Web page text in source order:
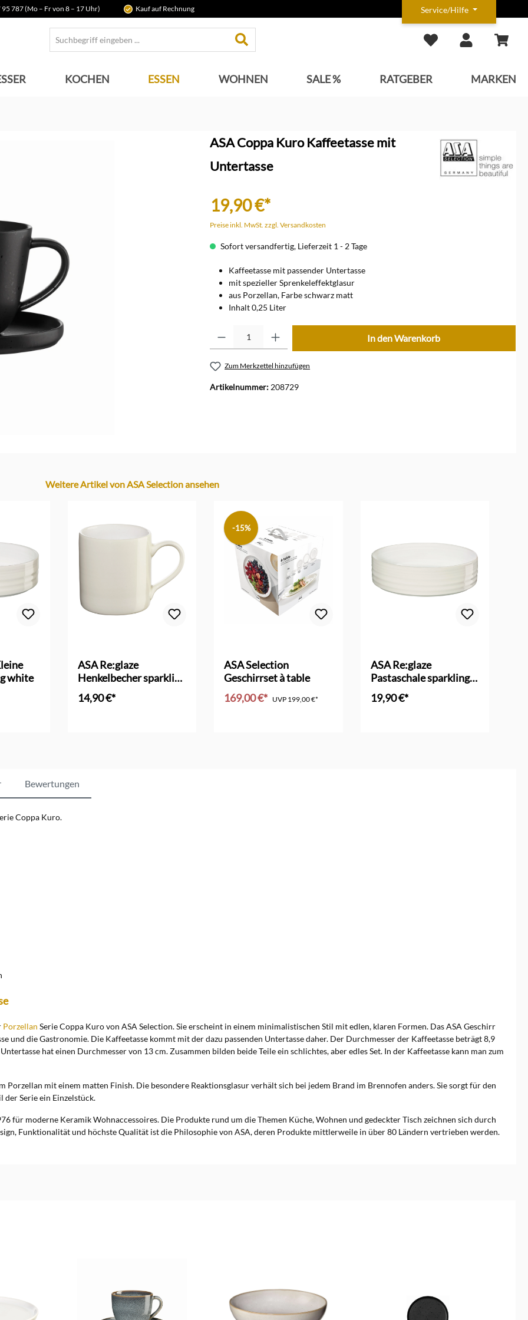
787 (Mo – Fr von 8 – 17 Uhr) Kauf auf Rechnung Service/Hilfe
KOCHEN ESSEN WOHNEN SALE % RATGEBER MARKEN
ASA Coppa Kuro Kaffeetasse mit
Untertasse
19,90 €*
Preise inkl. MwSt. zzgl. Versandkosten
Sofort versandfertig, Lieferzeit 1 - 2 Tage
Kaffeetasse mit passender Untertasse
mit spezieller Sprenkeleffektglasur
aus Porzellan, Farbe schwarz matt
Inhalt 0,25 Liter
In den Warenkorb
Zum Merkzettel hinzufügen
Artikelnummer: 208729
Weitere Artikel von ASA Selection ansehen
white
ASA Re:glaze
Henkelbecher sparkling
white
14,90 €*
-15%
ASA Selection
Geschirrset à table
169,00 €* UVP 199,00 €*
ASA Re:glaze
Pastaschale sparkling
white
19,90 €*
Bewertungen
Coppa Kuro.
Porzellan Serie Coppa Kuro von ASA Selection. Sie erscheint in einem minimalistischen Stil mit edlen, klaren Formen. Das ASA Geschirr
und die Gastronomie. Die Kaffeetasse kommt mit der dazu passenden Untertasse daher. Der Durchmesser der Kaffeetasse beträgt 8,9
hat einen Durchmesser von 13 cm. Zusammen bilden beide Teile ein schlichtes, aber edles Set. In der Kaffeetasse kann man zum
Porzellan mit einem matten Finish. Die besondere Reaktionsglasur verhält sich bei jedem Brand im Brennofen anders. Sie sorgt für den
der Serie ein Einzelstück.
für moderne Keramik Wohnaccessoires. Die Produkte rund um die Themen Küche, Wohnen und gedeckter Tisch zeichnen sich durch
Funktionalität und höchste Qualität ist die Philosophie von ASA, deren Produkte mittlerweile in über 80 Ländern vertrieben werden.